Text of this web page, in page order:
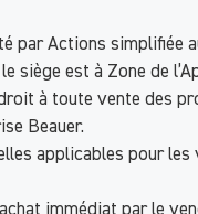
par Actions simplifiée
siège est à Zone de
à toute vente des
Beauer.
applicables pour
immédiat par le